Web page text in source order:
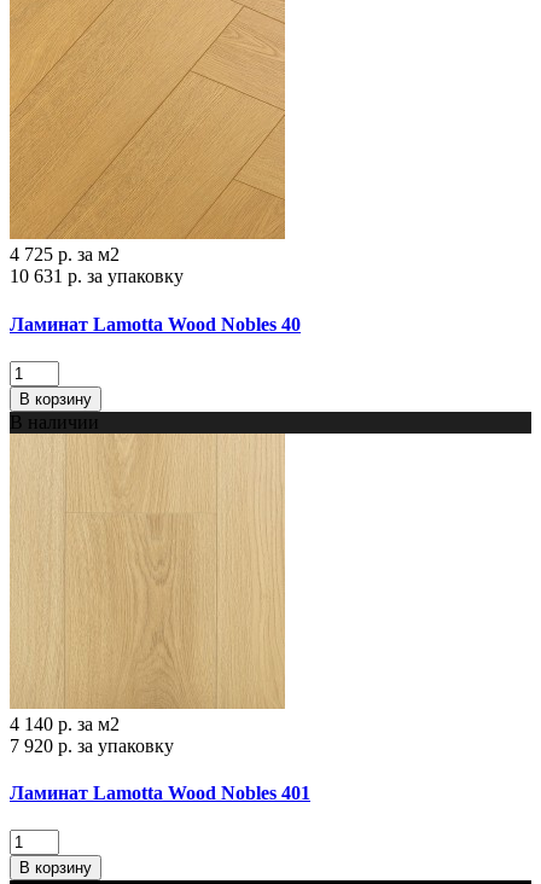
4 725 р. за м2
10 631 р. за упаковку
Ламинат Lamotta Wood Nobles 40
В корзину
В наличии
4 140 р. за м2
7 920 р. за упаковку
Ламинат Lamotta Wood Nobles 401
В корзину